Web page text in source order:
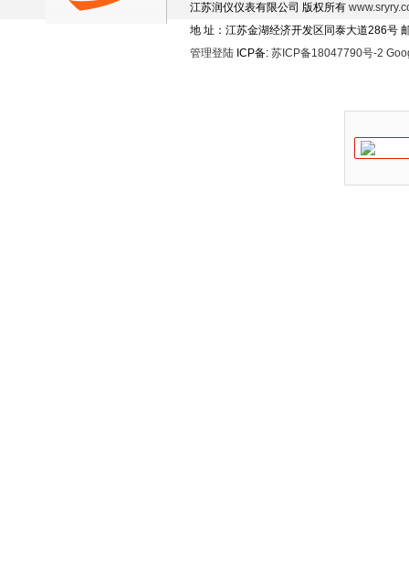
江苏润仪仪表有限公司 版权所有
地 址：江苏金湖经济开发区同泰大道286号
管理登陆 ICP备: 苏ICP备18047790号-2